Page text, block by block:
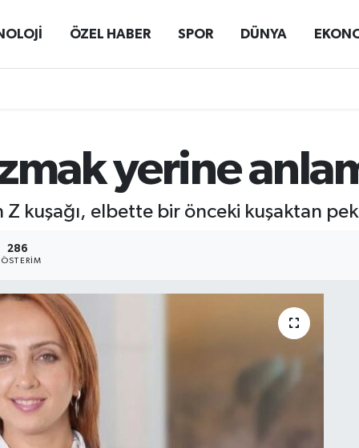
ÖZEL HABER SPOR DÜNYA
yerine
kuşağı, elbette bir önceki kuşaktan pek
286